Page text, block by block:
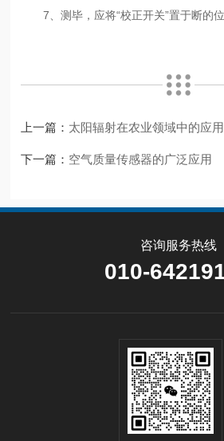
7、测毕，应将“校正开关”置于断的位
上一篇： 太阳辐射在农业领域中的应用
下一篇： 空气质量传感器的广泛应用
咨询服务热线
010-